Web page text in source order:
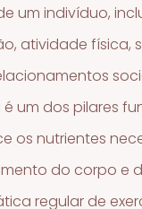
um indivíduo,
atividade física,
um dos pilares
os nutrientes
do corpo e
regular de